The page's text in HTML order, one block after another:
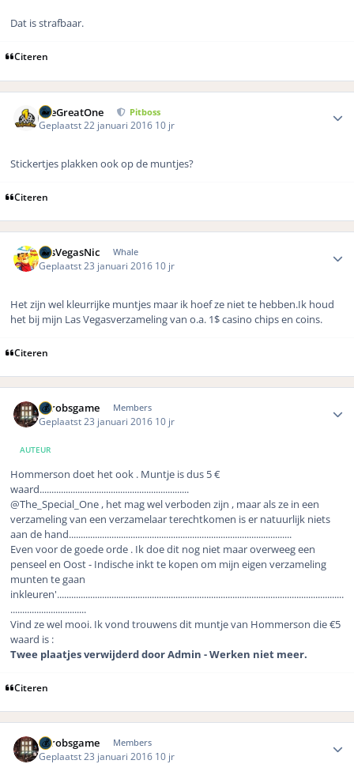
Dat is strafbaar.
Citeren
TheGreatOne Pitboss
Geplaatst 22 januari 2016 10 jr
Stickertjes plakken ook op de muntjes?
Citeren
LasVegasNic Whale
Geplaatst 23 januari 2016 10 jr
Het zijn wel kleurrijke muntjes maar ik hoef ze niet te hebben.Ik houd
het bij mijn Las Vegasverzameling van o.a. 1$ casino chips en coins.
Citeren
eurobsgame Members
Geplaatst 23 januari 2016 10 jr
AUTEUR
Hommerson doet het ook . Muntje is dus 5 €
waard...............................................................
@The_Special_One , het mag wel verboden zijn , maar als ze in een
verzameling van een verzamelaar terechtkomen is er natuurlijk niets
aan de hand..............................................................................................
Even voor de goede orde . Ik doe dit nog niet maar overweeg een
penseel en Oost - Indische inkt te kopen om mijn eigen verzameling
munten te gaan
inkleuren'.........................................................................................................................
................................
Vind ze wel mooi. Ik vond trouwens dit muntje van Hommerson die €5
waard is :
Twee plaatjes verwijderd door Admin - Werken niet meer.
Citeren
eurobsgame Members
Geplaatst 23 januari 2016 10 jr